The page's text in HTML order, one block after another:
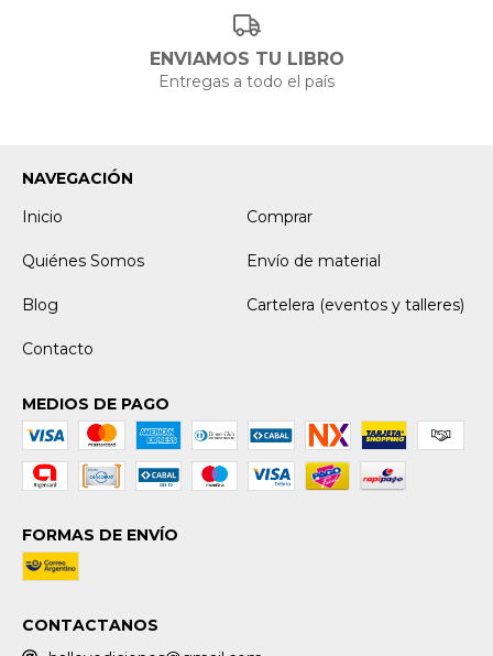
ENVIAMOS TU LIBRO
Entregas a todo el país
NAVEGACIÓN
Inicio
Comprar
Quiénes Somos Envío de material
Blog Cartelera (eventos y talleres)
Contacto
MEDIOS DE PAGO
FORMAS DE ENVÍO
CONTACTANOS